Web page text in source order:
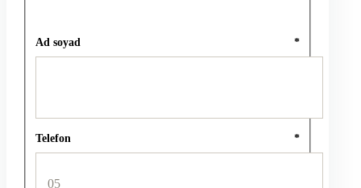
Ad soyad *
Telefon *